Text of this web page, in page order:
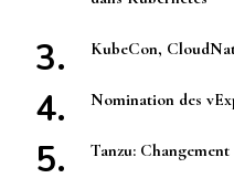
KubeCon,
Nomination des
Tanzu: